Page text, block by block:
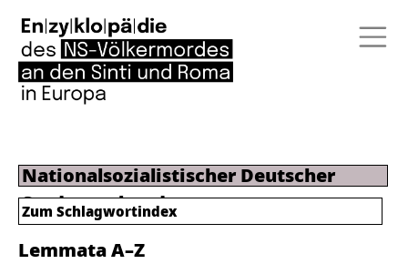
Nationalsozialistischer Deutscher
Studentenbund
Lemmata A–Z
Zum Schlagwortindex